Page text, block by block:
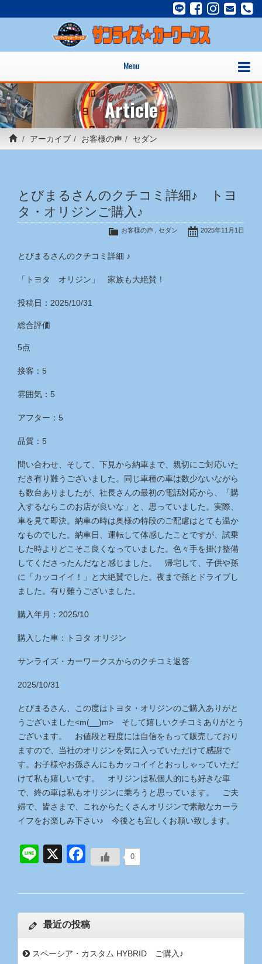
Menu
Article
アーカイブ お客様の声 セダン
とびまるさんのクチコミ詳細♪ トヨ
タ・オリジンご購入♪
2025年11月1日
お客様の声 セダン
とびまるさんのクチコミ詳細 ♪
「トヨタ オリジン」 家族も大絶賛！
投稿日：2025/10/31
総合評価
5点
接客：5
雰囲気：5
アフター：5
品質：5
問い合わせ、そして、下見から納車まで、親切にご対応いた
だき有り難うございました。同じ車種の車は数少ないながら
も数台ありましたが、社長さんの最初の電話対応から、「購
入するならこのお店が良いな」と、思っていました。実際、
車を見て即決。納車の時は奥様の特段のご配慮はとても温か
なものでした。納車日、運転して体感したことですが、試乗
した時よりどこそこ良くなっていました。色々手を掛け整備
してくださったんだなと感じました。 帰宅して、子供や孫
に「カッコイイ！」と大絶賛でした。夜まで孫とドライブし
ました。有り難うございました。
購入年月：2025/10
購入した車：トヨタ オリジン
サンライズ・カーワークスからのクチコミ返答
2025/10/31
とびまるさん、この度はトヨタ・オリジンのご購入ありがと
うございました<m(__)m> そして嬉しいクチコミありがとう
ございます。 お値段と程度には自信をもって販売しており
ますので、当社のオリジンを気に入っていただけて感謝で
す。お子様やお孫さんにもカッコイイとおっしゃっていただ
けて私も嬉しいです。 オリジンは私個人的にも好きな車
で、終の車は私もオリジンに乗ろうと思っています。 ご夫
婦で、皆さまで、これからたくさんオリジンで素敵なカーラ
イフをお楽しみ下さい♪ 今後とも宜しくお願い致します。
0
Line
X Facebook
最近の投稿
スペーシア・カスタム HYBRID ご購入♪